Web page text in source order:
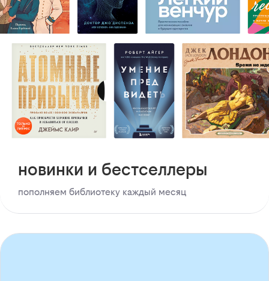
новинки и бестселлеры
пополняем библиотеку каждый месяц